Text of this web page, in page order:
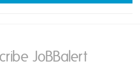
JoBBalert